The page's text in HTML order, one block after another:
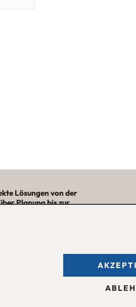
Lösungen von der
Planung bis zur
Möbelgeschäfts:
bis Freitag 09:30 — 18:30 Uhr